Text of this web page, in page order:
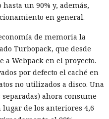
un 90% y, además,
en general.
de memoria la
Turbopack, que desde
a Webpack en el proyecto.
por defecto el caché en
no utilizados a disco. Una
ahora consume
lugar de los anteriores 4,6